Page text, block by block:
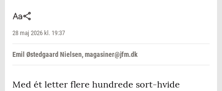
28 maj 2026 kl. 19:37
Emil Østedgaard Nielsen, magasiner@jfm.dk
Med ét letter flere hundrede sort-hvide